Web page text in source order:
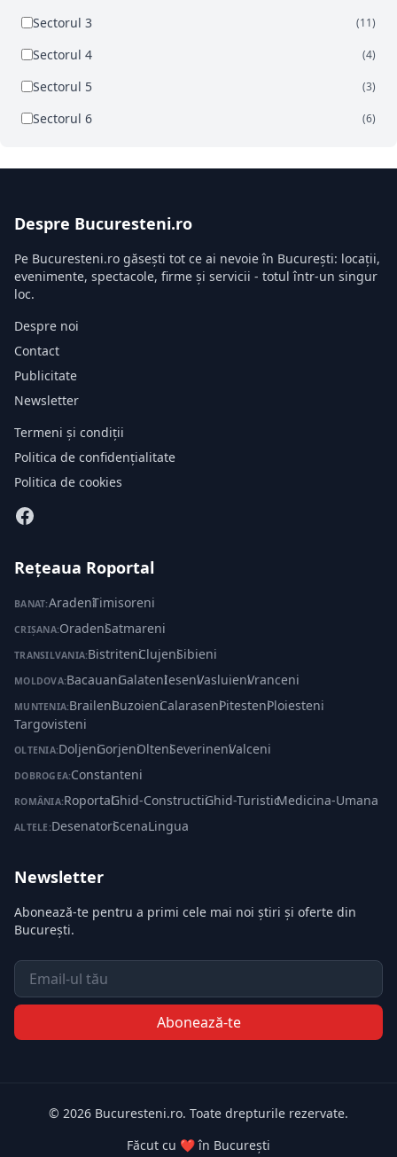
Sectorul 3 (11)
Sectorul 4 (4)
Sectorul 5 (3)
Sectorul 6 (6)
Despre Bucuresteni.ro
Pe Bucuresteni.ro găsești tot ce ai nevoie în București: locații,
evenimente, spectacole, firme și servicii - totul într-un singur
loc.
Despre noi
Contact
Publicitate
Newsletter
Termeni și condiții
Politica de confidențialitate
Politica de cookies
Rețeaua Roportal
BANAT:Aradeni·Timisoreni
CRIȘANA:Oradeni·Satmareni
TRANSILVANIA:Bistriteni·Clujeni·Sibieni
MOLDOVA:Bacauani·Galateni·Ieseni·Vasluieni·Vranceni
MUNTENIA:Braileni·Buzoieni·Calaraseni·Pitesteni·Ploiesteni·
Targovisteni
OLTENIA:Doljeni·Gorjeni·Olteni·Severineni·Valceni
DOBROGEA:Constanteni
ROMÂNIA:Roportal·Ghid-Constructii·Ghid-Turistic·Medicina-Umana
ALTELE:Desenatori·ScenaLingua
Newsletter
Abonează-te pentru a primi cele mai noi știri și oferte din
București.
Email
Abonează-te
© 2026 Bucuresteni.ro. Toate drepturile rezervate.
Făcut cu ❤️ în București